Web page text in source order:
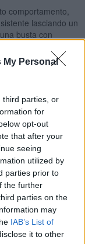
My Personal
third parties, or
for
opt-out
that after your
seeing
utilized by
parties prior to
the further
parties on the
may
IAB’s List of
it to other
comportamento,
lasciando un
busta con
auguri e ti
prendeva
ne stava seduto
stava per dire
ma per quello
non si
il ragazzo.
le motivazioni
davanti a un
prestante e di